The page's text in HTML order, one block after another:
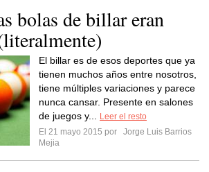
bolas de billar eran
El billar es de esos deportes que ya
tienen muchos años entre nosotros,
tiene múltiples variaciones y parece
nunca cansar. Presente en salones
de juegos y...
Leer el resto
El 21 mayo 2015 por
Jorge Luis Barrios
Mejia